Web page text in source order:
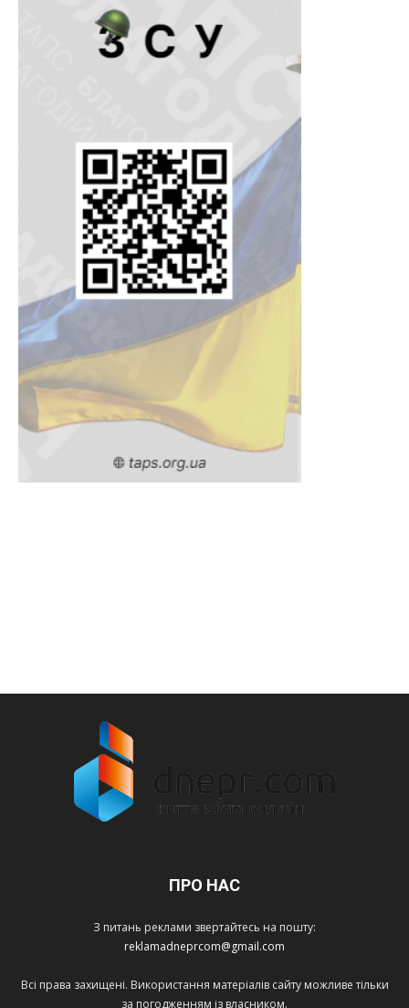
ПРО НАС
З питань реклами звертайтесь на пошту:
reklamadneprcom@gmail.com
Всі права захищені. Використання матеріалів сайту можливе тільки
за погодженням із власником.